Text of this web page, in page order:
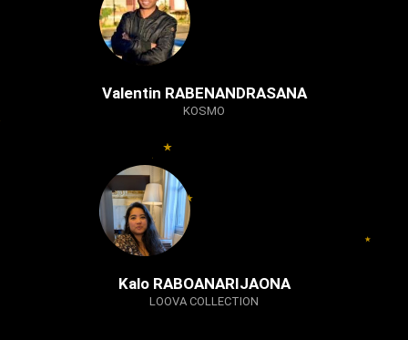
Valentin RABENANDRASANA
KOSMO
Kalo RABOANARIJAONA
LOOVA COLLECTION